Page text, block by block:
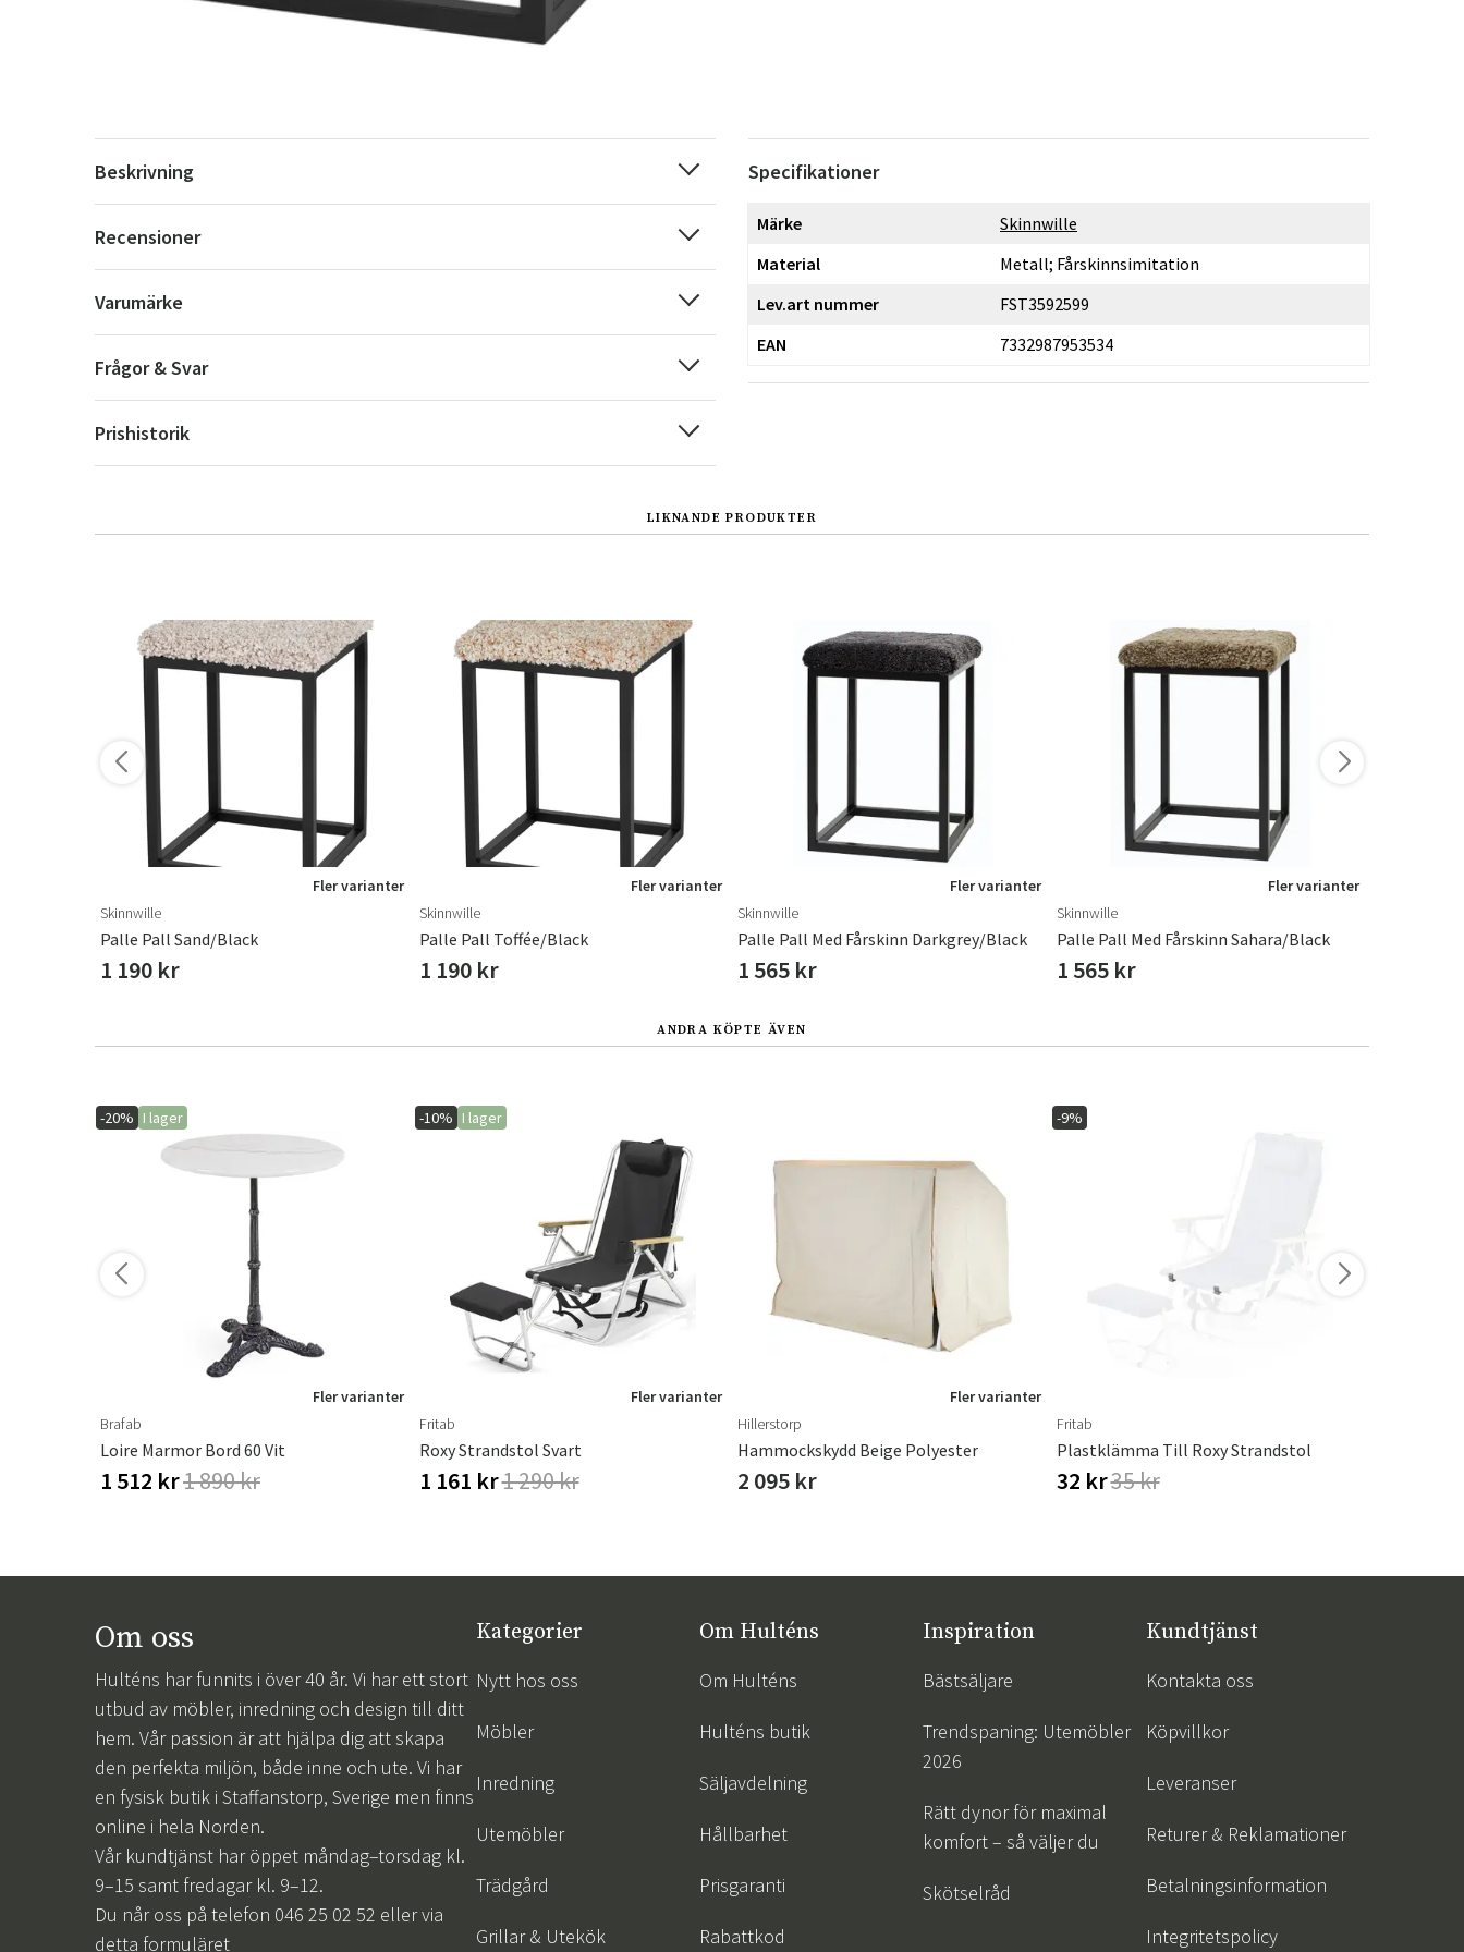
Beskrivning
Recensioner
Varumärke
Frågor & Svar
Prishistorik
Specifikationer
Märke
Skinnwille
Material
Metall; Fårskinnsimitation
Lev.art nummer
FST3592599
EAN
7332987953534
LIKNANDE PRODUKTER
Fler varianter
Skinnwille
Palle Pall Sand/Black
1 190 kr
Fler varianter
Skinnwille
Palle Pall Toffée/Black
1 190 kr
Fler varianter
Skinnwille
Palle Pall Med Fårskinn Darkgrey/Black
1 565 kr
Fler varianter
Skinnwille
Palle Pall Med Fårskinn Sahara/Black
1 565 kr
ANDRA KÖPTE ÄVEN
-20% I lager
Fler varianter
Brafab
Loire Marmor Bord 60 Vit
1 512 kr1 890 kr
-10% I lager
Fler varianter
Fritab
Roxy Strandstol Svart
1 161 kr1 290 kr
Fler varianter
Hillerstorp
Hammockskydd Beige Polyester
2 095 kr
-9%
Fritab
Plastklämma Till Roxy Strandstol
32 kr35 kr
Om oss
Hulténs har funnits i över 40 år. Vi har ett stort
utbud av möbler, inredning och design till ditt
hem. Vår passion är att hjälpa dig att skapa
den perfekta miljön, både inne och ute. Vi har
en fysisk butik i Staffanstorp, Sverige men finns
online i hela Norden.
Vår kundtjänst har öppet måndag–torsdag kl.
9–15 samt fredagar kl. 9–12.
Du når oss på telefon 046 25 02 52 eller via
detta formuläret
Kategorier
Nytt hos oss
Möbler
Inredning
Utemöbler
Trädgård
Grillar & Utekök
Om Hulténs
Om Hulténs
Hulténs butik
Säljavdelning
Hållbarhet
Prisgaranti
Rabattkod
Inspiration
Bästsäljare
Trendspaning: Utemöbler
2026
Rätt dynor för maximal
komfort – så väljer du
Skötselråd
Kundtjänst
Kontakta oss
Köpvillkor
Leveranser
Returer & Reklamationer
Betalningsinformation
Integritetspolicy